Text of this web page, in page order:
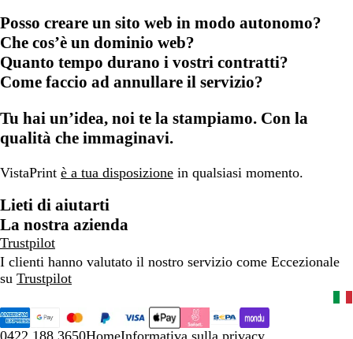
Posso creare un sito web in modo autonomo?
Che cos’è un dominio web?
Quanto tempo durano i vostri contratti?
Come faccio ad annullare il servizio?
Tu hai un’idea, noi te la stampiamo. Con la
qualità che immaginavi.
VistaPrint è a tua disposizione in qualsiasi momento.
Lieti di aiutarti
La nostra azienda
Trustpilot
I clienti hanno valutato il nostro servizio come Eccezionale
su Trustpilot